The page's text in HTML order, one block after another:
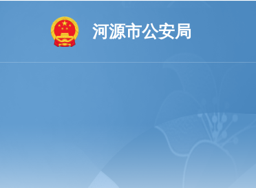
河源市公安局